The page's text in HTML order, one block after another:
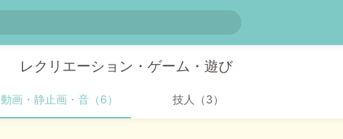
レクリエーション・ゲーム・遊び
動画・静止画・音（6） 技人（3）